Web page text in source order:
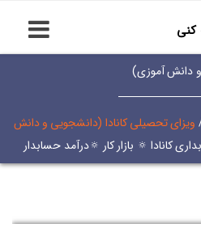
کنی
و دانش آموزی)
ویزای تحصیلی کانادا (دانشجویی و دانش
کانادا 🔅 بازار کار 🔅درآمد حسابدار